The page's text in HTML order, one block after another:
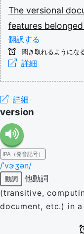
The versional
features belonged
翻訳する
聞き取れるようにな
詳細
詳細
version
IPA（発音記号）
/ˈvɝʒən/
動詞
他動詞
(transitive,
document, etc.) in